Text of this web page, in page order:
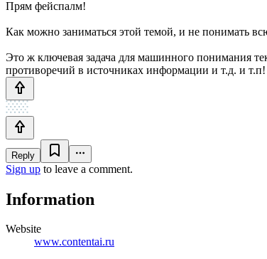
Прям фейспалм!
Как можно заниматься этой темой, и не понимать
Это ж ключевая задача для машинного понимания
противоречий в источниках информации и т.д. и т.п!
Reply
Sign up to leave a comment.
Information
Website
www.contentai.ru